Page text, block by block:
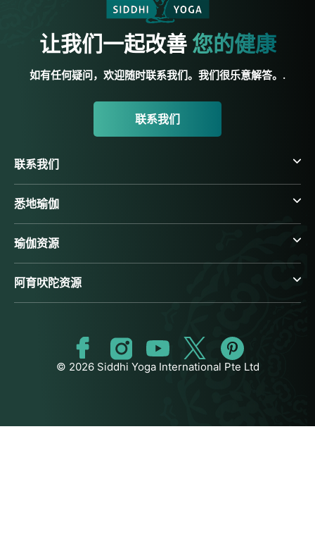
让我们一起改善 您的健康
如有任何疑问，欢迎随时联系我们。我们很乐意解答。.
联系我们
联系我们
悉地瑜伽
瑜伽资源
阿育吠陀资源
© 2026 Siddhi Yoga International Pte Ltd